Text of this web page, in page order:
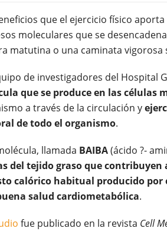
que el ejercicio físico
moleculares que se
matutina o una caminata vigorosa
de investigadores del Hospital
que se produce en las células
a través de la circulación y
de todo el organismo.
llamada BAIBA(ácido ?-
del tejido graso que
calórico habitual producido por
salud cardiometabólica.
fue publicado en la revista Cell